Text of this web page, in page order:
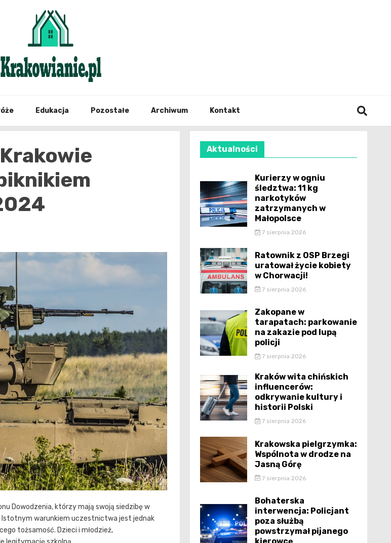
Edukacja Pozostałe Archiwum Kontakt
Dowodzenia, którzy mają swoją siedzibę w
Istotnym warunkiem uczestnictwa jest jednak
tożsamość. Dzieci i młodzież,
Aktualności
Kurierzy w ogniu
śledztwa: 11 kg
narkotyków
zatrzymanych w
Małopolsce
7 sierpnia 2026
Ratownik z OSP Brzegi
uratował życie kobiety
w Chorwacji!
7 sierpnia 2026
Zakopane w
tarapatach: parkowanie
na zakazie pod lupą
policji
7 sierpnia 2026
Kraków wita chińskich
influencerów:
odkrywanie kultury i
historii Polski
7 sierpnia 2026
Krakowska pielgrzymka:
Wspólnota w drodze na
Jasną Górę
7 sierpnia 2026
Bohaterska
interwencja: Policjant
poza służbą
powstrzymał pijanego